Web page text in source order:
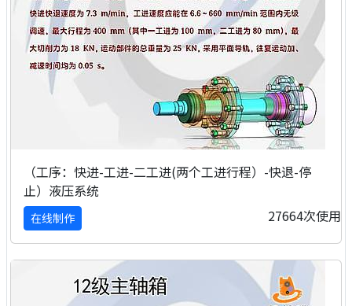
（工序：快进-工进-二工进(两个工进行程）-快退-停
止）液压系统
在线制作 27664次使用